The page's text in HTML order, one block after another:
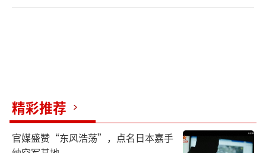
精彩推荐
官媒盛赞“东风浩荡”，点名日本嘉手